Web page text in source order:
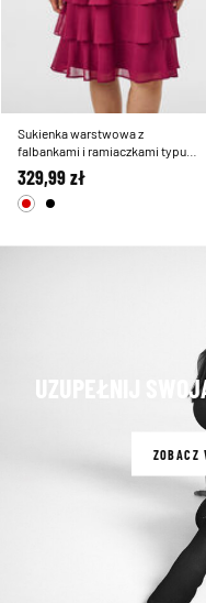
Sukienka warstwowa z
falbankami i ramiaczkami typu
spaghetti
329,99 zł
UZUPEŁNIJ
ZOBACZ